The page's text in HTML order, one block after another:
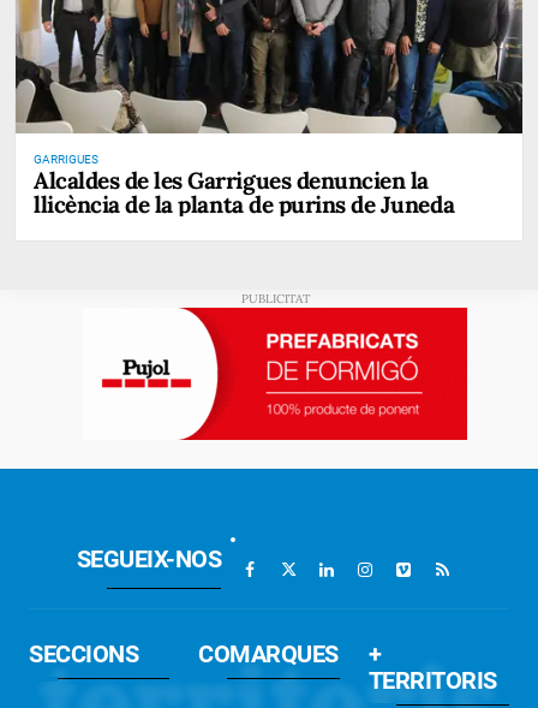
GARRIGUES
Alcaldes de les Garrigues denuncien la
llicència de la planta de purins de Juneda
SEGUEIX-NOS
SECCIONS COMARQUES
+
TERRITORIS